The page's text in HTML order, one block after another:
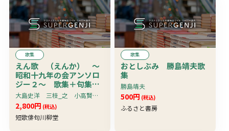
歌集
えん歌 （えんか） 〜
昭和十九年の会アンソロ
ジー２〜 歌集＋句集＋
解説
大島史洋 三枝_之 小高賢 晋樹隆彦 沢好摩 ・・・ほか
2,800円 (税込)
短歌俳句川柳堂
歌集
おとしぶみ 勝島靖夫歌
集
勝島靖夫
500円 (税込)
ふるさと書房